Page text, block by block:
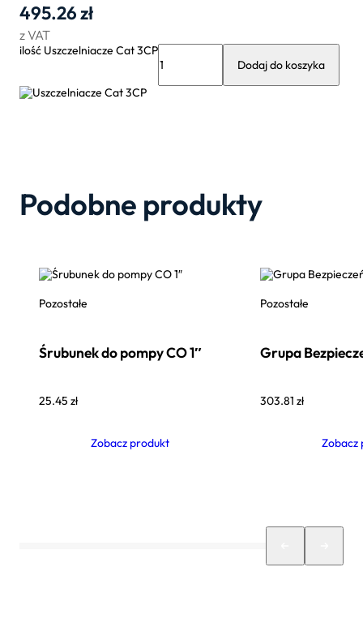
495.26zł
z VAT
ilość Uszczelniacze Cat 3CP
Dodaj do koszyka
Podobne produkty
Pozostałe
Śrubunek do pompy CO 1″
25.45 zł
Zobacz produkt
Pozostałe
Grupa
303.81 zł
Zobacz